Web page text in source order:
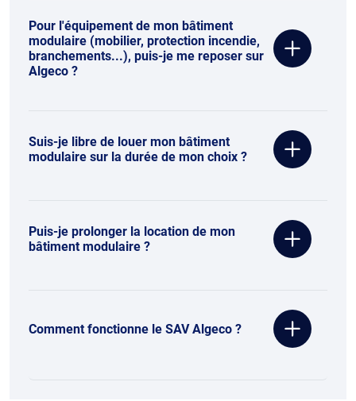
Pour l'équipement de mon bâtiment
modulaire (mobilier, protection incendie,
branchements...), puis-je me reposer sur
Algeco ?
Suis-je libre de louer mon bâtiment
modulaire sur la durée de mon choix ?
Puis-je prolonger la location de mon
bâtiment modulaire ?
Comment fonctionne le SAV Algeco ?